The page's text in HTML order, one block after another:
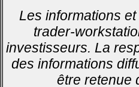
Les informations
trader-
investisseurs. La
des informations
être retenue